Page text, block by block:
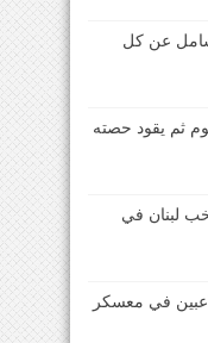
عن كل
ثم يقود حصته
لبنان في
في معسكر